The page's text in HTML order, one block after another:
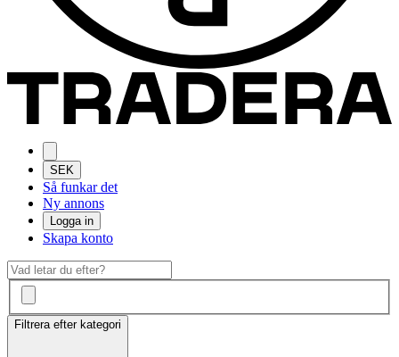
SEK
Så funkar det
Ny annons
Logga in
Skapa konto
Filtrera efter kategori